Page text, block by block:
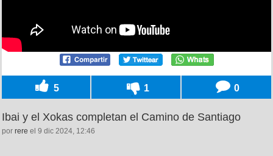
5 1 0
Ibai y el Xokas completan el Camino de Santiago
por rere el 9 dic 2024, 12:46